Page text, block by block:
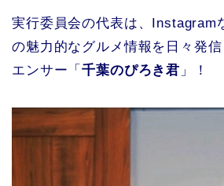
実行委員会の代表は、Instagram
の魅力的なグルメ情報を日々発
エンサー「千葉のぴろき君 」！